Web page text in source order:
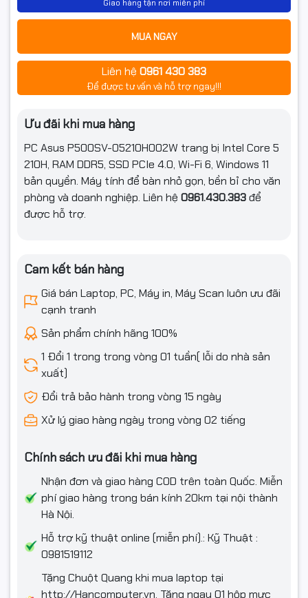
Giao hàng tận nơi miễn phí
MUA NGAY
Liên hệ 0961 430 383
Để được tư vấn và hỗ trợ ngay!!!
Ưu đãi khi mua hàng
PC Asus P500SV-05210H002W trang bị Intel Core 5
210H, RAM DDR5, SSD PCIe 4.0, Wi-Fi 6, Windows 11
bản quyền. Máy tính để bàn nhỏ gọn, bền bỉ cho văn
phòng và doanh nghiệp. Liên hệ 0961.430.383để
được hỗ trợ.
Cam kết bán hàng
Giá bán Laptop, PC, Máy in, Máy Scan luôn ưu đãi
cạnh tranh
Sản phẩm chính hãng 100%
1 Đổi 1 trong trong vòng 01 tuần( lỗi do nhà sản
xuất)
Đổi trả bảo hành trong vòng 15 ngày
Xử lý giao hàng ngày trong vòng 02 tiếng
Chính sách ưu đãi khi mua hàng
Nhận đơn và giao hàng COD trên toàn Quốc. Miễn
phí giao hàng trong bán kính 20km tại nội thành
Hà Nội.
Hỗ trợ kỹ thuật online (miễn phí).: Kỹ Thuật :
0981519112
Tặng Chuột Quang khi mua laptop tại
http://Hancomputer.vn. Tặng ngay 01 hộp mực
Bộ nguồn 180W power supply (80+ Bronze, peak 228W)
Chọn thêm
Small form factor 8.6L
Trọng lượng 5.06 kg (11.16 lbs)
Phím, chuột Kèm bàn phím, chuột
Bảo hành Bảo hành 2 năm